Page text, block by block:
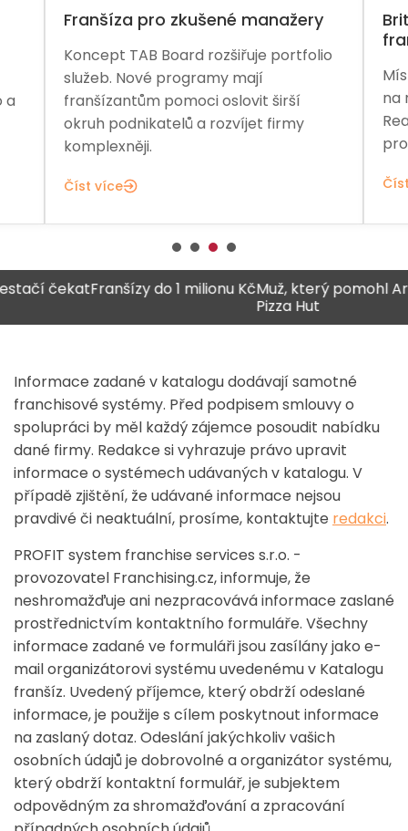
a
Franšíza pro zkušené manažery
Koncept TAB Board rozšiřuje portfolio
služeb. Nové programy mají
franšízantům pomoci oslovit širší
okruh podnikatelů a rozvíjet firmy
komplexněji.
Číst více
na
Franšízy do 1 milionu KčMuž, který pomohl Arby’s,
Pizza Hut
Informace zadané v katalogu dodávají samotné
franchisové systémy. Před podpisem smlouvy o
spolupráci by měl každý zájemce posoudit nabídku
dané firmy. Redakce si vyhrazuje právo upravit
informace o systémech udávaných v katalogu. V
případě zjištění, že udávané informace nejsou
pravdivé či neaktuální, prosíme, kontaktujte redakci.
PROFIT system franchise services s.r.o. -
provozovatel Franchising.cz, informuje, že
neshromažďuje ani nezpracovává informace zaslané
prostřednictvím kontaktního formuláře. Všechny
informace zadané ve formuláři jsou zasílány jako e-
mail organizátorovi systému uvedenému v Katalogu
franšíz. Uvedený příjemce, který obdrží odeslané
informace, je použije s cílem poskytnout informace
na zaslaný dotaz. Odeslání jakýchkoliv vašich
osobních údajů je dobrovolné a organizátor systému,
který obdrží kontaktní formulář, je subjektem
odpovědným za shromažďování a zpracování